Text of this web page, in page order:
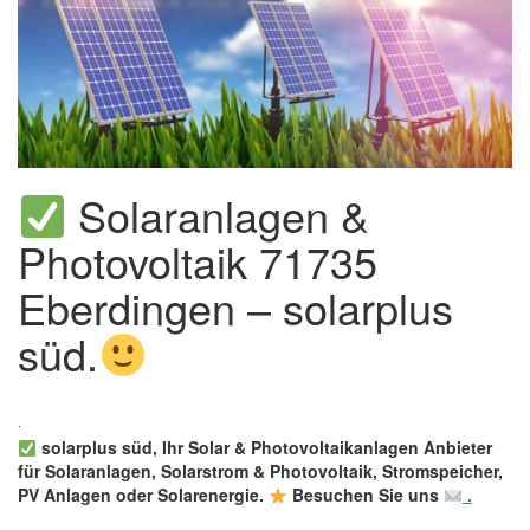
Solaranlagen &
Photovoltaik 71735
Eberdingen – solarplus
süd.
solarplus süd, Ihr Solar & Photovoltaikanlagen Anbieter
für Solaranlagen, Solarstrom & Photovoltaik, Stromspeicher,
PV Anlagen oder Solarenergie.
Besuchen Sie uns .